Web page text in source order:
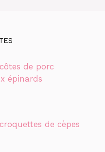
de porc
épinards
de cèpes